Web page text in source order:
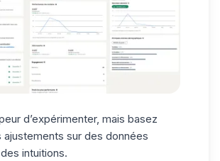
d’expérimenter, mais basez
ajustements sur des données
intuitions.